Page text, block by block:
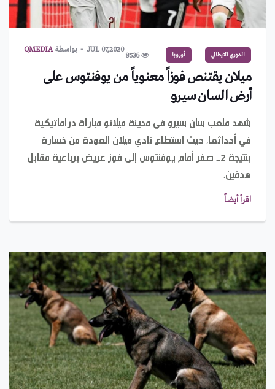
الدوري الايطالي أوروبا 8536
JUL 07,2020 بواسطةQMEDIA
ميلان يقتنص فوزاً معنوياً من يوفنتوس على
أرض السان سيرو
شهد ملعب سان سيرو في مدينة ميلانو مباراة دراماتيكية
في أحداثها، حيث استطاع نادي ميلان العودة من خسارة
بنتيجة 2- صفر أمام يوفنتوس إلى فوز عريض برباعية مقابل
هدفين.
اقرأ أيضاً